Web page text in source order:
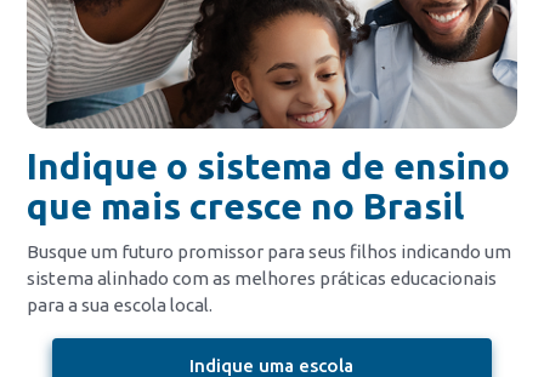
Indique o sistema de ensino
que mais cresce no Brasil
Busque um futuro promissor para seus filhos indicando um
sistema alinhado com as melhores práticas educacionais
para a sua escola local.
Indique uma escola